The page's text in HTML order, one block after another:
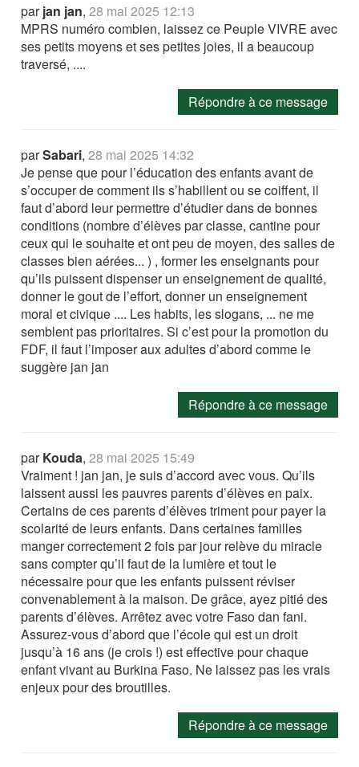
parjan jan,28 mai 2025 12:13
MPRS numéro combien, laissez ce Peuple VIVRE avec
ses petits moyens et ses petites joies, il a beaucoup
traversé, ....
Répondre à ce message
parSabari,28 mai 2025 14:32
Je pense que pour l’éducation des enfants avant de
s’occuper de comment ils s’habillent ou se coiffent, il
faut d’abord leur permettre d’étudier dans de bonnes
conditions (nombre d’élèves par classe, cantine pour
ceux qui le souhaite et ont peu de moyen, des salles de
classes bien aérées... ) , former les enseignants pour
qu’ils puissent dispenser un enseignement de qualité,
donner le gout de l’effort, donner un enseignement
moral et civique .... Les habits, les slogans, ... ne me
semblent pas prioritaires. Si c’est pour la promotion du
FDF, il faut l’imposer aux adultes d’abord comme le
suggère jan jan
Répondre à ce message
parKouda,28 mai 2025 15:49
Vraiment ! jan jan, je suis d’accord avec vous. Qu’ils
laissent aussi les pauvres parents d’élèves en paix.
Certains de ces parents d’élèves triment pour payer la
scolarité de leurs enfants. Dans certaines familles
manger correctement 2 fois par jour relève du miracle
sans compter qu’il faut de la lumière et tout le
nécessaire pour que les enfants puissent réviser
convenablement à la maison. De grâce, ayez pitié des
parents d’élèves. Arrêtez avec votre Faso dan fani.
Assurez-vous d’abord que l’école qui est un droit
jusqu’à 16 ans (je crois !) est effective pour chaque
enfant vivant au Burkina Faso. Ne laissez pas les vrais
enjeux pour des broutilles.
Répondre à ce message